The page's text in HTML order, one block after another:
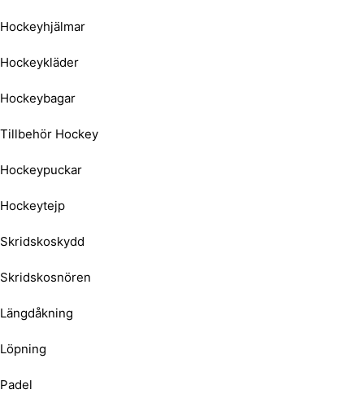
Hockeyhjälmar
Hockeykläder
Hockeybagar
Tillbehör Hockey
Hockeypuckar
Hockeytejp
Skridskoskydd
Skridskosnören
Längdåkning
Löpning
Padel